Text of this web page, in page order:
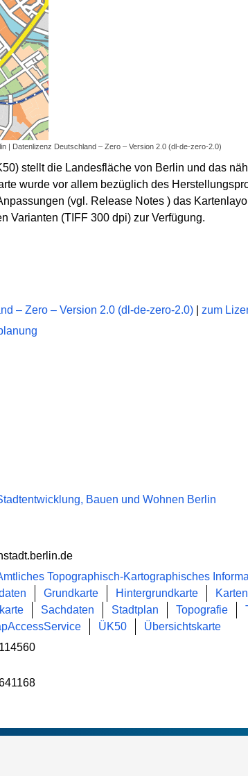
| Datenlizenz Deutschland – Zero – Version 2.0 (dl-de-zero-2.0)
stellt die Landesfläche von Berlin und das
wurde vor allem bezüglich des
(vgl. Release Notes ) das
Varianten (TIFF 300 dpi) zur Verfügung.
– Zero – Version 2.0 (dl-de-zero-2.0)
zum
Bauen und Wohnen Berlin
Topographisch-Kartographisches
Grundkarte Hintergrundkarte Karten
Sachdaten Stadtplan Topografie
ÜK50
Übersichtskarte